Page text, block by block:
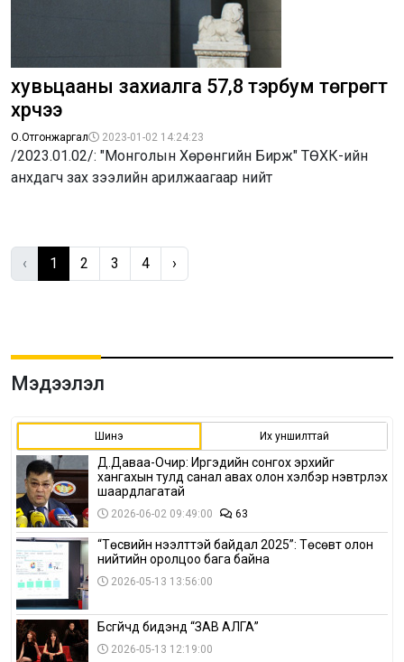
хувьцааны захиалга 57,8 тэрбум төгрөгт
хүрчээ
О.Отгонжаргал 2023-01-02 14:24:23
/2023.01.02/: "Монголын Хөрөнгийн Бирж" ТӨХК-ийн
анхдагч зах зээлийн арилжаагаар нийт
‹ 1 2 3 4 ›
Мэдээлэл
Шинэ Их уншилттай
Д.Даваа-Очир: Иргэдийн сонгох эрхийг
хангахын тулд санал авах олон хэлбэр нэвтрүүлэх
шаардлагатай
2026-06-02 09:49:00 63
“Төсвийн нээлттэй байдал 2025”: Төсөвт олон
нийтийн оролцоо бага байна
2026-05-13 13:56:00
Бүсгүйчүүд бидэнд “ЗАВ АЛГА”
2026-05-13 12:19:00